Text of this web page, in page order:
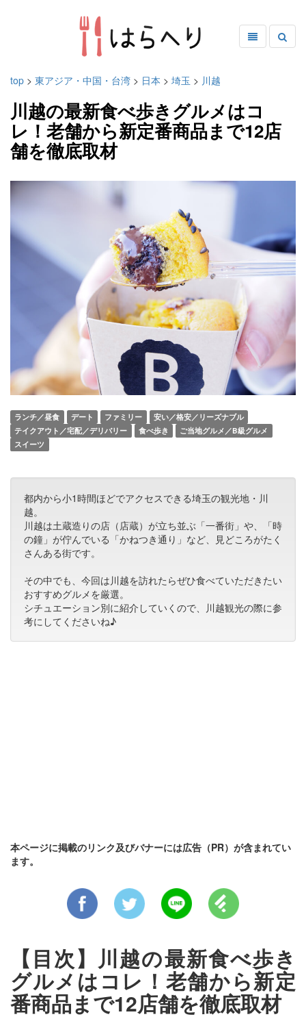
top > 東アジア・中国・台湾 > 日本 > 埼玉 > 川越
川越の最新食べ歩きグルメはコ
レ！老舗から新定番商品まで12店
舗を徹底取材
ランチ／昼食 デート ファミリー
安い／格安／リーズナブル
テイクアウト／宅配／デリバリー
食べ歩き
ご当地グルメ／B級グルメ
スイーツ
都内から小1時間ほどでアクセスできる埼玉の観光地・川
越。
川越は土蔵造りの店（店蔵）が立ち並ぶ「一番街」や、「時
の鐘」が佇んでいる「かねつき通り」など、見どころがたく
さんある街です。
その中でも、今回は川越を訪れたらぜひ食べていただきたい
おすすめグルメを厳選。
シチュエーション別に紹介していくので、川越観光の際に参
考にしてくださいね♪
本ページに掲載のリンク及びバナーには広告（PR）が含まれてい
ます。
【目次】川越の最新食べ歩き
グルメはコレ！老舗から新定
番商品まで12店舗を徹底取材